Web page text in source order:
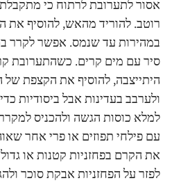
אסור לתערובת לרתוח כי
רוטב. להוריד מהאש, להוסיף את
במהירות עד שנמס. אפשר לקרר
סיר עם מים קרים. כשהתערובת
היתייצבה, להוסיף את הקצפת
ולערבב בעדינות אבל ביסודיות
למלא כוסות הגשה ולהכניס
עם פילחי תפוזים או פרי אחר
את הקרם בפחזניות קטנות או
לפזר על הפחזניות אבקת סוכר